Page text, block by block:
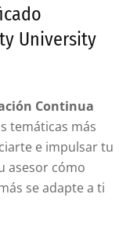
University
Continua
temáticas más
e impulsar tu
asesor cómo
se adapte a ti